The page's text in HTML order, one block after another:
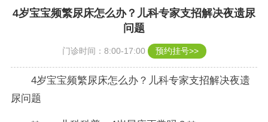
4岁宝宝频繁尿床怎么办？儿科专家支招解决夜遗尿
问题
门诊时间：8:00-17:00 预约挂号>>
4岁宝宝频繁尿床怎么办？儿科专家支招解决夜遗
尿问题